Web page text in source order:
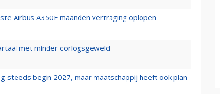
Airbus A350F maanden vertraging oplopen
met minder oorlogsgeweld
steeds begin 2027, maar maatschappij heeft ook plan